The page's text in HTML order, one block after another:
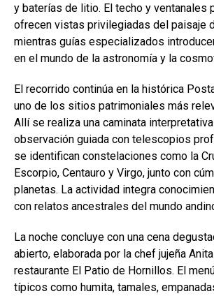
y baterías de litio. El techo y ventanales
ofrecen vistas privilegiadas del paisaje
mientras guías especializados
en el mundo de la astronomía y la
El recorrido continúa en la histórica
uno de los sitios patrimoniales más
Allí se realiza una caminata
observación guiada con telescopios
se identifican constelaciones como la
Escorpio, Centauro y Virgo, junto con
planetas. La actividad integra
con relatos ancestrales del mundo
La noche concluye con una cena
abierto, elaborada por la chef jujeña
restaurante El Patio de Hornillos. El
típicos como humita, tamales,